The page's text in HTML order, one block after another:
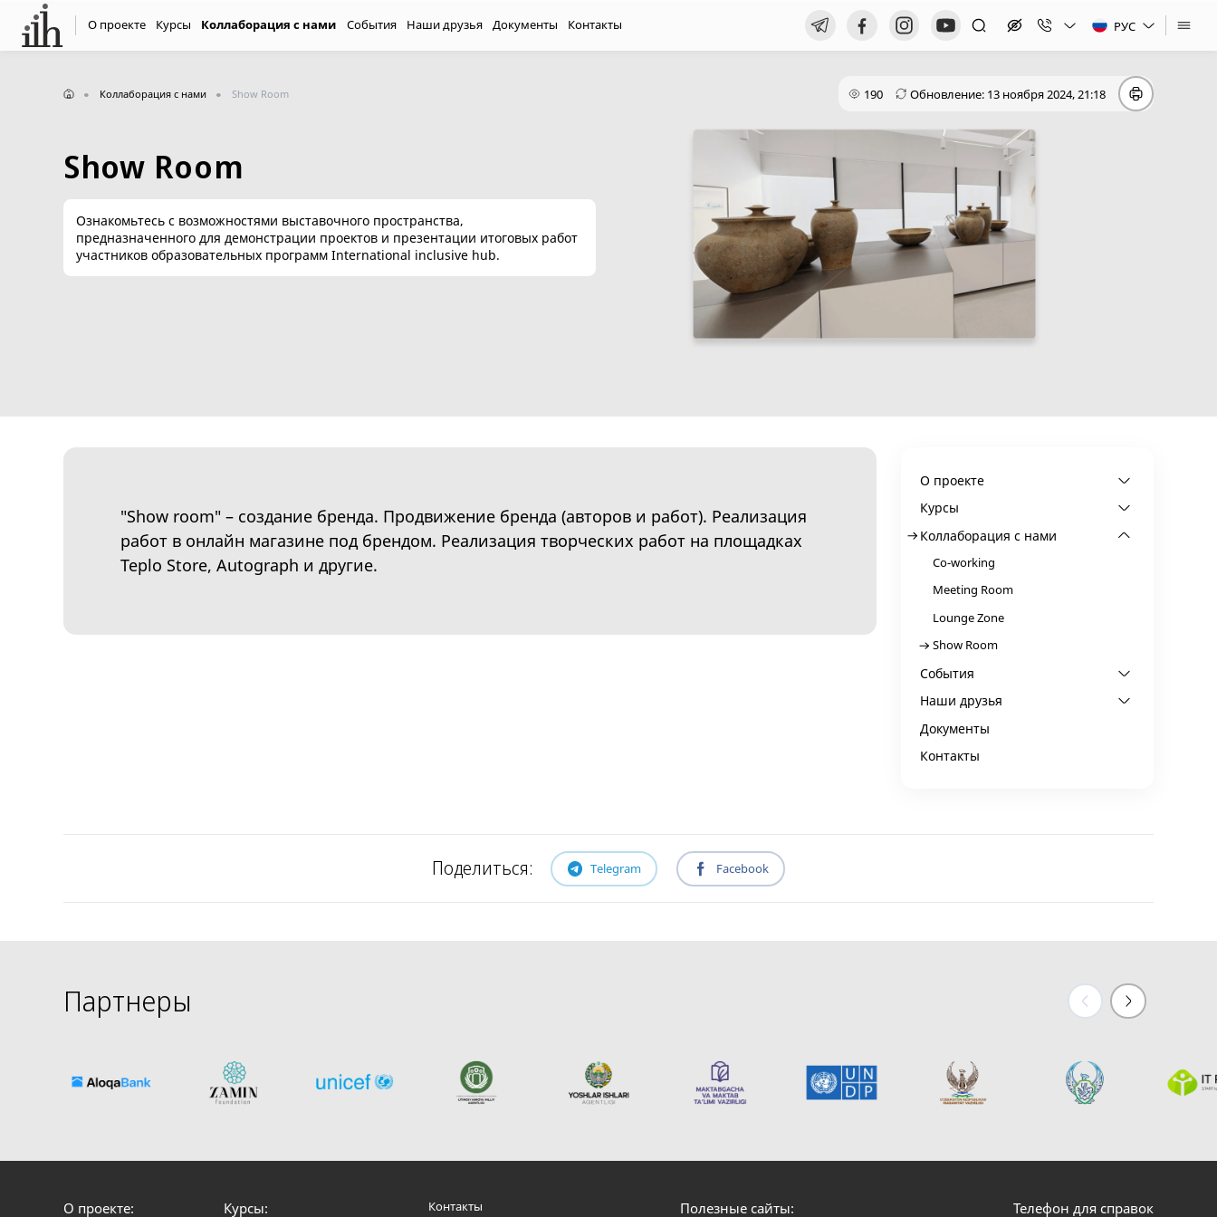
О проекте Курсы Коллаборация с нами События Наши друзья Документы Контакты РУС
Коллаборация с нами Show Room 190 Обновление: 13 ноября 2024, 21:18
Show Room
Ознакомьтесь с возможностями выставочного пространства,
предназначенного для демонстрации проектов и презентации итоговых работ
участников образовательных программ International inclusive hub.
"Show room" – создание бренда. Продвижение бренда (авторов и работ). Реализация
работ в онлайн магазине под брендом. Реализация творческих работ на площадках
Teplo Store, Autograph и другие.
О проекте
Курсы
Коллаборация с нами
Co-working
Meeting Room
Lounge Zone
Show Room
События
Наши друзья
Документы
Контакты
Поделиться: Telegram Facebook
Партнеры
О проекте: Курсы: Контакты Полезные сайты: Телефон для справок